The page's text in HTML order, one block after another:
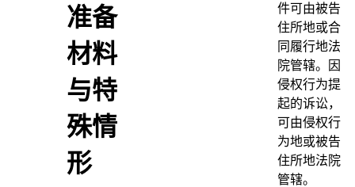
准备
材料
与特
殊情
形
件可由被告
住所地或合
同履行地法
院管辖。因
侵权行为提
起的诉讼，
可由侵权行
为地或被告
住所地法院
管辖。